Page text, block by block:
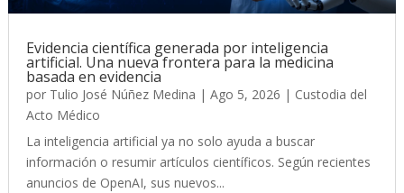
Evidencia científica generada por inteligencia
artificial. Una nueva frontera para la medicina
basada en evidencia
por Tulio José Núñez Medina | Ago 5, 2026 | Custodia del
Acto Médico
La inteligencia artificial ya no solo ayuda a buscar
información o resumir artículos científicos. Según recientes
anuncios de OpenAI, sus nuevos...